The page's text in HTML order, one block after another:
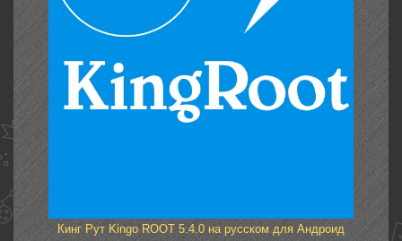
Кинг Рут Kingo ROOT 5.4.0 на русском для Андроид